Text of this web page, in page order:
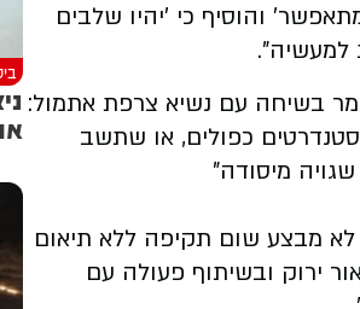
והוסיף כי 'יהיו שלבים
למעשיה".
פזשכיאן אמר בשיחה עם נשיא צרפת אתמול:
כפולים, או שתשב
מיסודה"
לא מבצע שום תקיפה ללא תיאום
ירוק ובשיתוף פעולה עם